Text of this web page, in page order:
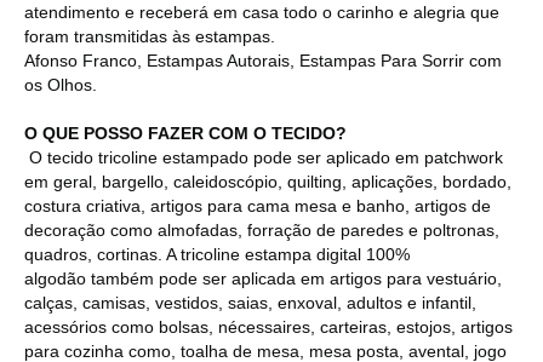
atendimento e receberá em casa todo o carinho e alegria que
foram transmitidas às estampas.
Afonso Franco, Estampas Autorais, Estampas Para Sorrir com
os Olhos.
O QUE POSSO FAZER COM O TECIDO?
O tecido tricoline estampado pode ser aplicado em patchwork
em geral, bargello, caleidoscópio, quilting, aplicações, bordado,
costura criativa, artigos para cama mesa e banho, artigos de
decoração como almofadas, forração de paredes e poltronas,
quadros, cortinas. A tricoline estampa digital 100%
algodão também pode ser aplicada em artigos para vestuário,
calças, camisas, vestidos, saias, enxoval, adultos e infantil,
acessórios como bolsas, nécessaires, carteiras, estojos, artigos
para cozinha como, toalha de mesa, mesa posta, avental, jogo